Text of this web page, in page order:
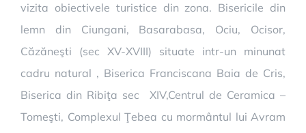
vizita obiectivele turistice din zona. Bisericile din
lemn din Ciungani, Basarabasa, Ociu, Ocisor,
Căzăneşti (sec XV-XVIII) situate intr-un minunat
cadru natural , Biserica Franciscana Baia de Cris,
Biserica din Ribiţa sec XIV,Centrul de Ceramica –
Tomeşti, Complexul Ţebea cu mormântul lui Avram